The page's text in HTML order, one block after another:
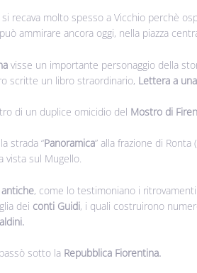
si recava molto spesso a Vicchio perchè
ammirare ancora oggi, nella piazza
visse un importante personaggio della
scritte un libro straordinario, Lettera a
di un duplice omicidio del Mostro di
strada “Panoramica” alla frazione di
vista sul Mugello.
, come lo testimoniano i
dei conti Guidi, i quali costruirono
sotto la Repubblica Fiorentina.